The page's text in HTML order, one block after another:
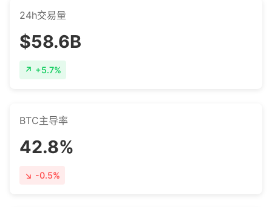
24h交易量
$58.6B
+5.7%
BTC主导率
42.8%
-0.5%